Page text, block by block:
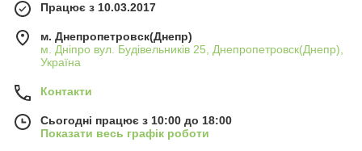
Працює з 10.03.2017
м. Днепропетровск(Днепр)
м. Дніпро вул. Будівельників 25, Днепропетровск(Днепр),
Україна
Контакти
Сьогодні працює з 10:00 до 18:00
Показати весь графік роботи